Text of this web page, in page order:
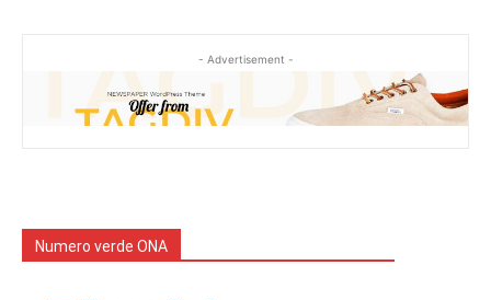
- Advertisement -
Numero verde ONA